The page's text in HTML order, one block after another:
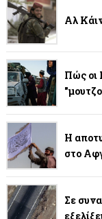
Αλ
Πώς οι
Η
στο
Σε